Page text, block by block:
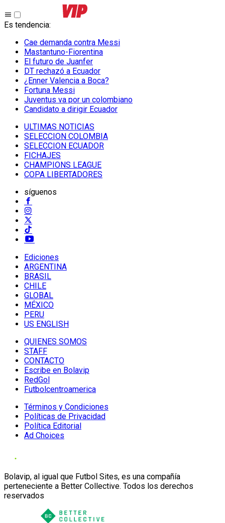
Es tendencia:
Cae demanda contra Messi
Mastantuno-Fiorentina
El futuro de Juanfer
DT rechazó a Ecuador
¿Enner Valencia a Boca?
Fortuna Messi
Juventus va por un colombiano
Candidato a dirigir Ecuador
ULTIMAS NOTICIAS
SELECCION COLOMBIA
SELECCION ECUADOR
FICHAJES
CHAMPIONS LEAGUE
COPA LIBERTADORES
síguenos
Ediciones
ARGENTINA
BRASIL
CHILE
GLOBAL
MÉXICO
PERU
US ENGLISH
QUIENES SOMOS
STAFF
CONTACTO
Escribe en Bolavip
RedGol
Futbolcentroamerica
Términos y Condiciones
Políticas de Privacidad
Política Editorial
Ad Choices
Bolavip, al igual que Futbol Sites, es una compañía
perteneciente a Better Collective. Todos los derechos
reservados